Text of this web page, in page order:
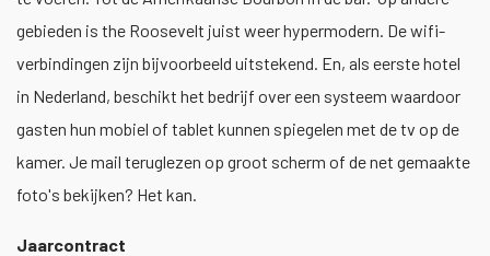
gebieden is the Roosevelt juist weer hypermodern. De wifi-
verbindingen zijn bijvoorbeeld uitstekend. En, als eerste hotel
in Nederland, beschikt het bedrijf over een systeem waardoor
gasten hun mobiel of tablet kunnen spiegelen met de tv op de
kamer. Je mail teruglezen op groot scherm of de net gemaakte
foto's bekijken? Het kan.
Jaarcontract